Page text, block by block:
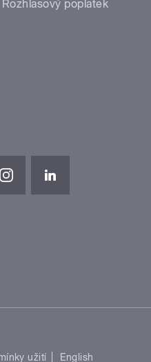
Rozhlasový poplatek
užití English